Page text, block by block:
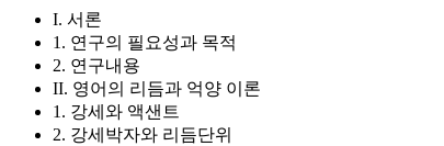
I. 서론
1. 연구의 필요성과 목적
2. 연구내용
II. 영어의 리듬과 억양 이론
1. 강세와 액샌트
2. 강세박자와 리듬단위